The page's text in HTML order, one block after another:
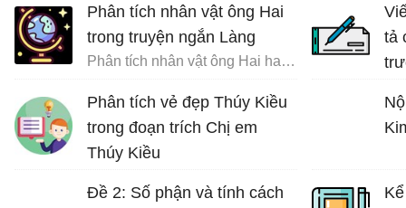
Phân tích nhân vật ông Hai
trong truyện ngắn Làng
Phân tích nhân vật ông Hai hay nhất
Phân tích vẻ đẹp Thúy Kiều
trong đoạn trích Chị em
Thúy Kiều
Đề 2: Số phận và tính cách
tả